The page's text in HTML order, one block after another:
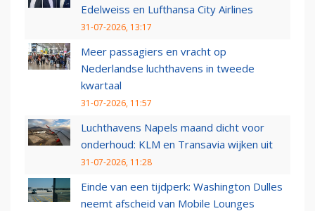
Edelweiss en Lufthansa City Airlines
31-07-2026, 13:17
Meer passagiers en vracht op
Nederlandse luchthavens in tweede
kwartaal
31-07-2026, 11:57
Luchthavens Napels maand dicht voor
onderhoud: KLM en Transavia wijken uit
31-07-2026, 11:28
Einde van een tijdperk: Washington Dulles
neemt afscheid van Mobile Lounges